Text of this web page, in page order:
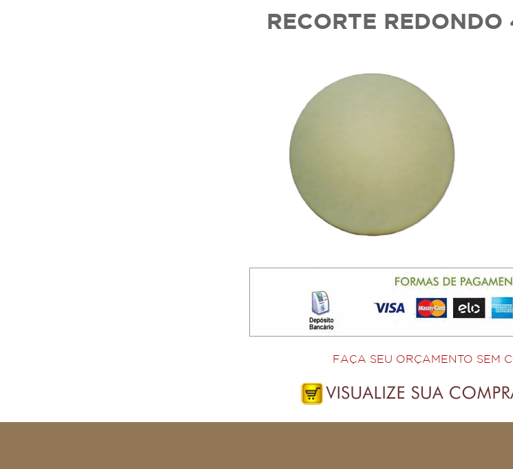
RECORTE
FAÇA SEU ORÇAMENTO SEM